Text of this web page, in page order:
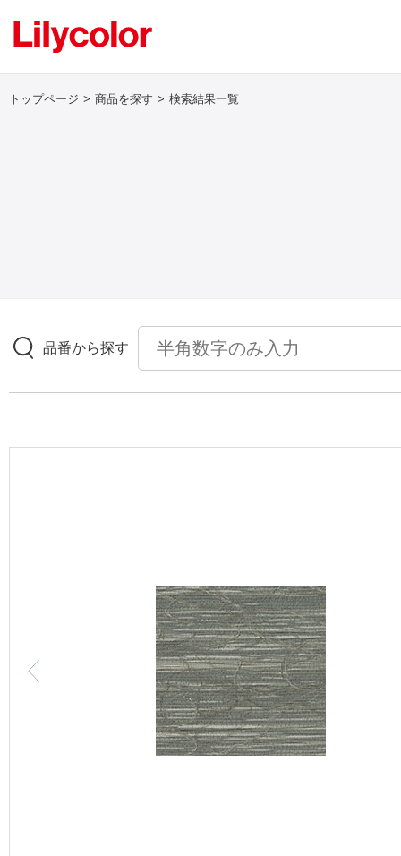
壁紙
カーテン
トップページ 商品を探す 検索結果一覧
品番から探す